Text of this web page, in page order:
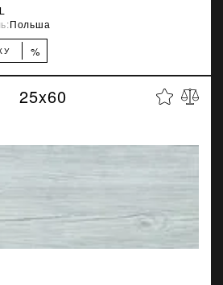
Польша
%
25x60